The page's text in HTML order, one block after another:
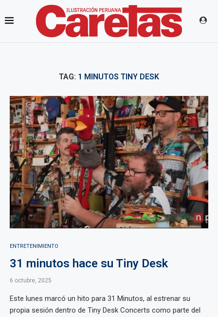
TAG: 1 MINUTOS TINY DESK
ENTRETENIMIENTO
31 minutos hace su Tiny Desk
6 octubre, 2025
Este lunes marcó un hito para 31 Minutos, al estrenar su
propia sesión dentro de Tiny Desk Concerts como parte del